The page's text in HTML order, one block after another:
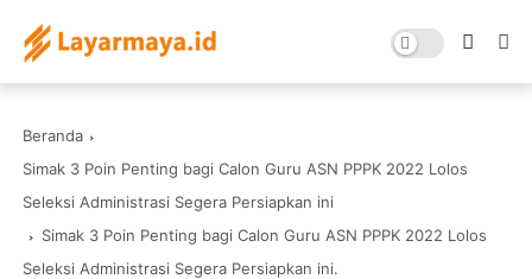
Beranda
Simak 3 Poin Penting bagi Calon Guru ASN PPPK 2022 Lolos
Seleksi Administrasi Segera Persiapkan ini
Simak 3 Poin Penting bagi Calon Guru ASN PPPK 2022 Lolos
Seleksi Administrasi Segera Persiapkan ini.